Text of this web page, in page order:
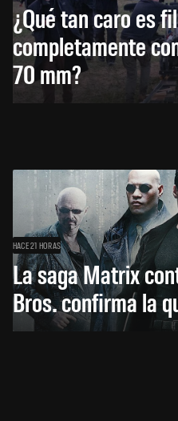
¿Qué tan caro es
completamente
70 mm?
HACE 21 HORAS
La saga Matrix
Bros. confirma la